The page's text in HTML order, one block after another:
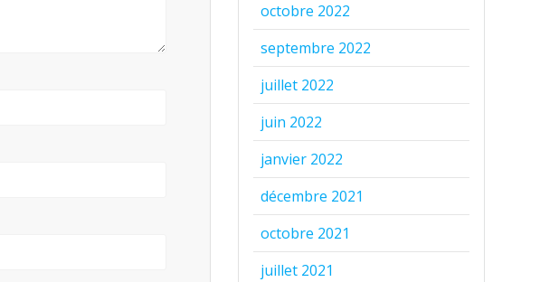
octobre 2022
septembre 2022
juillet 2022
juin 2022
janvier 2022
décembre 2021
octobre 2021
juillet 2021